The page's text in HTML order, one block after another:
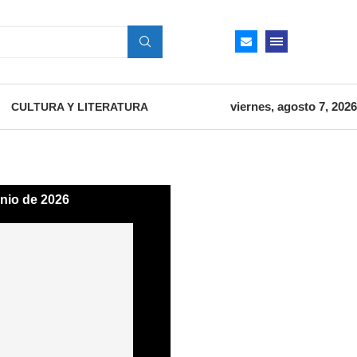
CULTURA Y LITERATURA viernes, agosto 7, 2026
de 2026